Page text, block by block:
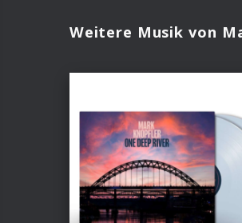
Weitere Musik von